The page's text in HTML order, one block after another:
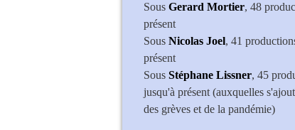
Sous Gerard Mortier, 48
présent
Sous Nicolas Joel, 41
présent
Sous Stéphane Lissner, 45
jusqu'à présent (auxquelles
des grèves et de la pandémie)